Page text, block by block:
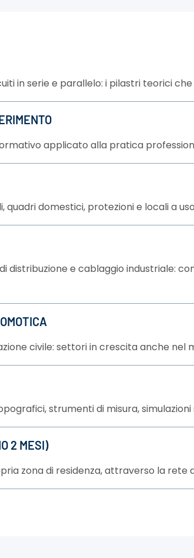
in serie e parallelo: i pilastri teorici
applicato alla pratica
domestici, protezioni e locali a
distribuzione e cablaggio industriale:
civile: settori in crescita anche nel
strumenti di misura, simulazioni
2 MESI)
zona di residenza, attraverso la rete